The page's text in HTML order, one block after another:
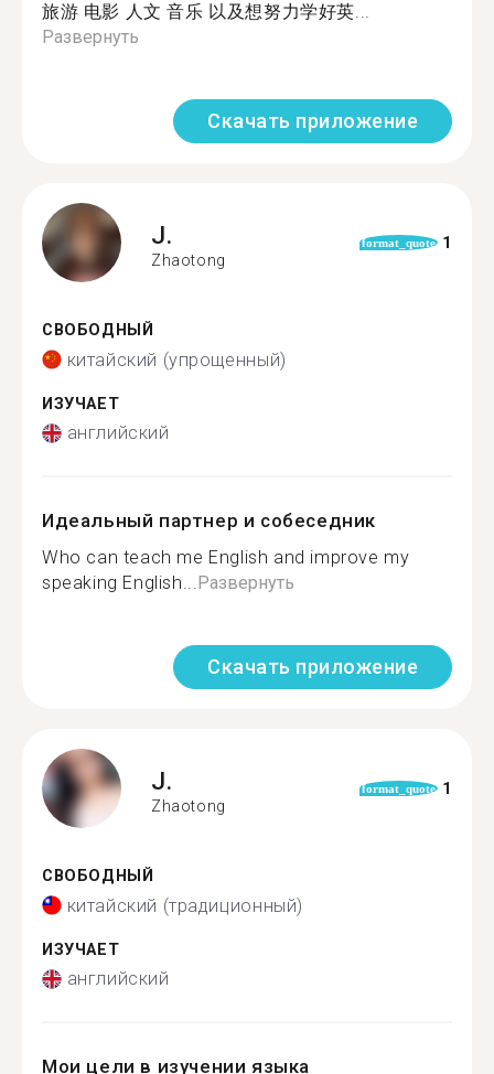
旅游 电影 人文 音乐 以及想努力学好英...
Развернуть
Скачать приложение
J.
Zhaotong
format_quote 1
СВОБОДНЫЙ
китайский (упрощенный)
ИЗУЧАЕТ
английский
Идеальный партнер и собеседник
Who can teach me English and improve my
speaking English...Развернуть
Скачать приложение
J.
Zhaotong
format_quote 1
СВОБОДНЫЙ
китайский (традиционный)
ИЗУЧАЕТ
английский
Мои цели в изучении языка